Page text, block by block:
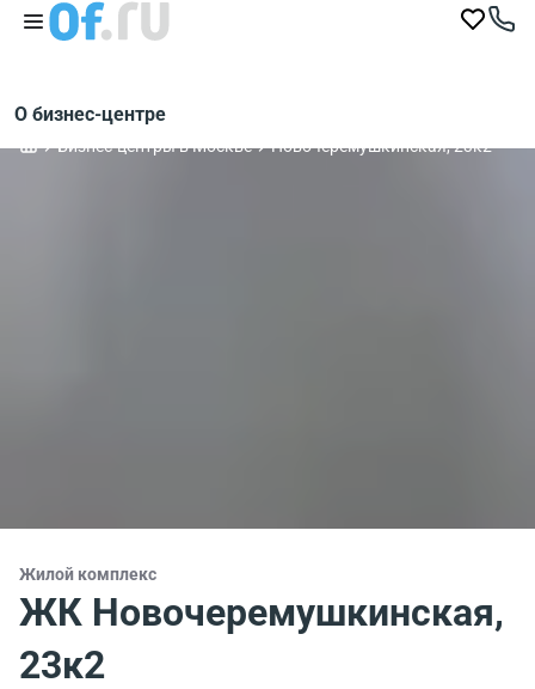
О бизнес-центре
Бизнес-центры в Москве Новочеремушкинская, 23к2
Жилой комплекс
ЖК Новочеремушкинская,
23к2